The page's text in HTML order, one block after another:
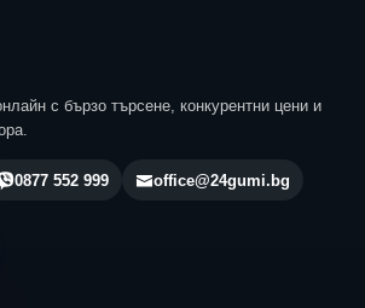
с бързо търсене, конкурентни цени и
0877 552 999 office@24gumi.bg